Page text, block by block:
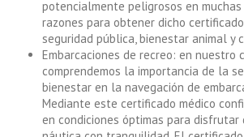
potencialmente peligrosos en muchas
razones para obtener dicho
seguridad pública, bienestar animal y
Embarcaciones de recreo: en nuestro
comprendemos la importancia de la
bienestar en la navegación de
Mediante este certificado médico
en condiciones óptimas para disfrutar